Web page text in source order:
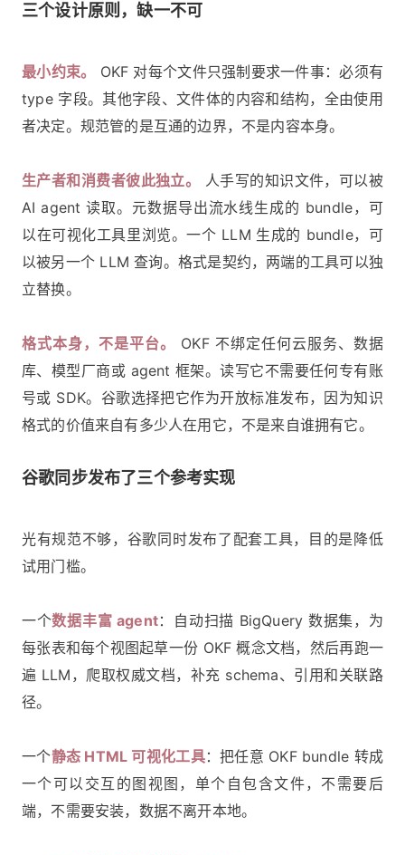
三个设计原则，缺一不可
最小约束。
OKF 对每个文件只强制要求一件事：必须有
type 字段。其他字段、文件体的内容和结构，全由使用
者决定。规范管的是互通的边界，不是内容本身。
生产者和消费者彼此独立。
人手写的知识文件，可以被
AI agent 读取。元数据导出流水线生成的 bundle，可
以在可视化工具里浏览。一个 LLM 生成的 bundle，可
以被另一个 LLM 查询。格式是契约，两端的工具可以独
立替换。
格式本身，不是平台。
OKF 不绑定任何云服务、数据
库、模型厂商或 agent 框架。读写它不需要任何专有账
号或 SDK。谷歌选择把它作为开放标准发布，因为知识
格式的价值来自有多少人在用它，不是来自谁拥有它。
谷歌同步发布了三个参考实现
光有规范不够，谷歌同时发布了配套工具，目的是降低
试用门槛。
一个数据丰富 agent：自动扫描 BigQuery 数据集，为
每张表和每个视图起草一份 OKF 概念文档，然后再跑一
遍 LLM，爬取权威文档，补充 schema、引用和关联路
径。
一个静态 HTML 可视化工具：把任意 OKF bundle 转成
一个可以交互的图视图，单个自包含文件，不需要后
端，不需要安装，数据不离开本地。